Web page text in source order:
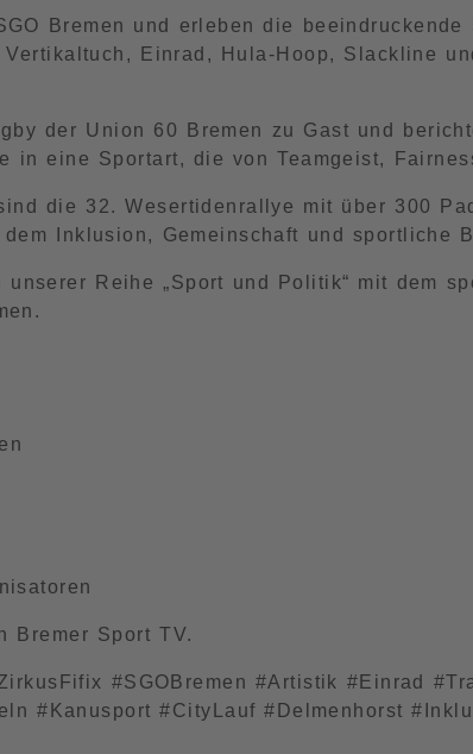
Bremen und erleben die beeindruckende
Einrad, Hula-Hoop, Slackline
der Union 60 Bremen zu Gast und
in eine Sportart, die von Teamgeist,
die 32. Wesertidenrallye mit über 300
Inklusion, Gemeinschaft und sportliche
Reihe „Sport und Politik“ mit dem
Bremer Sport TV.
#SGOBremen #Artistik #Einrad
#Kanusport #CityLauf #Delmenhorst